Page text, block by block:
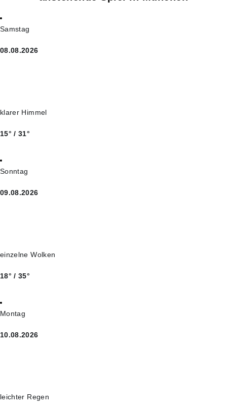
Samstag
08.08.2026
klarer Himmel
15° / 31°
Sonntag
09.08.2026
einzelne Wolken
18° / 35°
Montag
10.08.2026
leichter Regen